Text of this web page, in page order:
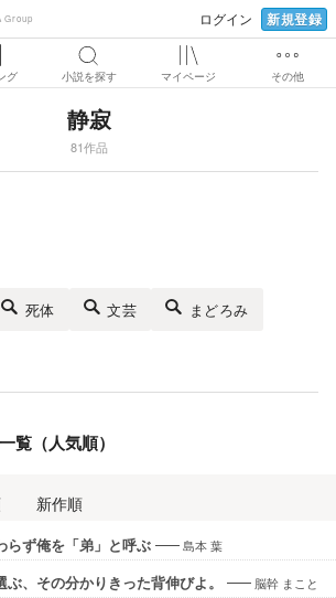
Group ログイン 新規登録
グ 小説を探す マイページ その他
静寂
81作品
死体 文芸 まどろみ
覧（人気順）
新作順
らず俺を「弟」と呼ぶ 島本 葉
ぶ、その分かりきった背伸びよ。 脳幹 まこと